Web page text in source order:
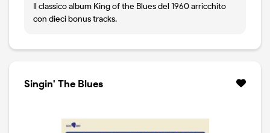
Il classico album King of the Blues del 1960 arricchito
con dieci bonus tracks.
Singin' The Blues